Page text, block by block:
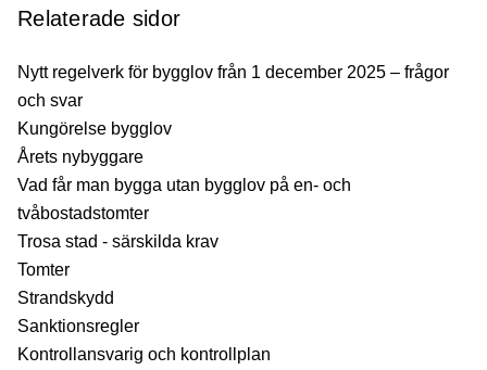
Relaterade sidor
Nytt regelverk för bygglov från 1 december 2025 – frågor
och svar
Kungörelse bygglov
Årets nybyggare
Vad får man bygga utan bygglov på en- och
tvåbostadstomter
Trosa stad - särskilda krav
Tomter
Strandskydd
Sanktionsregler
Kontrollansvarig och kontrollplan